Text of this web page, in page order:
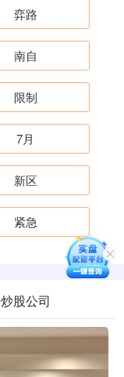
弈路
南自
限制
7月
新区
紧急
股公司